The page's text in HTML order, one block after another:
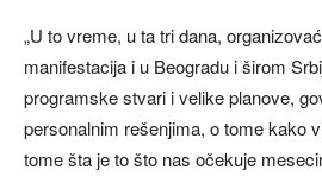
„U to vreme, u ta tri dana,
manifestacija i u Beogradu i širom
programske stvari i velike planove,
personalnim rešenjima, o tome kako
tome šta je to što nas očekuje